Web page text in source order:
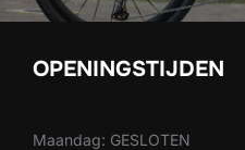
OPENINGSTIJDEN
Maandag: GESLOTEN